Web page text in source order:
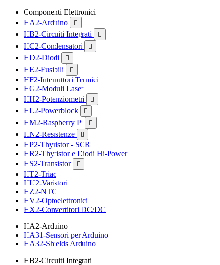
Componenti Elettronici
HA2-Arduino

HB2-Circuiti Integrati 
HC2-Condensatori 
HD2-Diodi 
HE2-Fusibili 
HF2-Interruttori Termici
HG2-Moduli Laser
HH2-Potenziometri

HL2-Powerblock 
HM2-Raspberry Pi 
HN2-Resistenze 
HP2-Thyristor - SCR
HR2-Thyristor e Diodi Hi-Power
HS2-Transistor

HT2-Triac
HU2-Varistori
HZ2-NTC
HV2-Optoelettronici
HX2-Convertitori DC/DC
HA2-Arduino
HA31-Sensori per Arduino
HA32-Shields Arduino
HB2-Circuiti Integrati